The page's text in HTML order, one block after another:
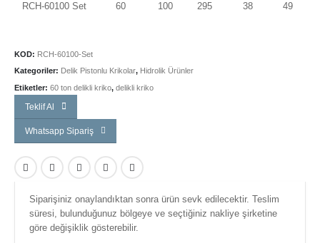
RCH-60100 Set 60 100 295 38 49
KOD: RCH-60100-Set
Kategoriler: Delik Pistonlu Krikolar, Hidrolik Ürünler
Etiketler: 60 ton delikli kriko, delikli kriko
Teklif Al
Whatsapp Sipariş
Siparişiniz onaylandıktan sonra ürün sevk edilecektir. Teslim
süresi, bulunduğunuz bölgeye ve seçtiğiniz nakliye şirketine
göre değişiklik gösterebilir.